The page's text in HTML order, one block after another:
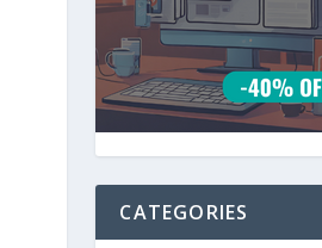
CATEGORIES